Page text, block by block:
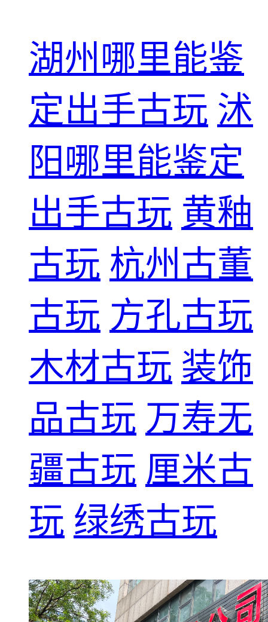
湖州哪里能鉴
定出手古玩 沭
阳哪里能鉴定
出手古玩 黄釉
古玩 杭州古董
古玩 方孔古玩
木材古玩 装饰
品古玩 万寿无
疆古玩 厘米古
玩 绿绣古玩